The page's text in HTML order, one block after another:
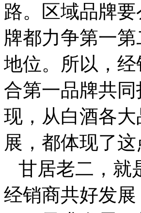
路。区域品牌
牌都力争第一
地位。所以，
合第一品牌共
现，从白酒各
展，都体现了这
甘居老二，就
经销商共好发